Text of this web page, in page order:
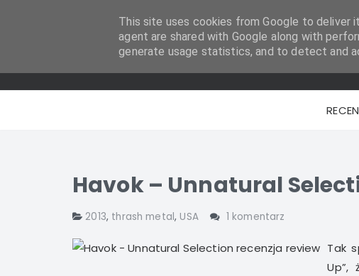
Havok – Unnatural
2013, thrash metal, USA 1 komentarz
Tak
Up”,
This site uses cookies from Google to deliver
agent are shared with Google along with
generate usage statistics, and to detect and